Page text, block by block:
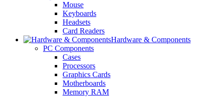
Mouse
Keyboards
Headsets
Card Readers
Hardware & Components
PC Components
Cases
Processors
Graphics Cards
Motherboards
Memory RAM